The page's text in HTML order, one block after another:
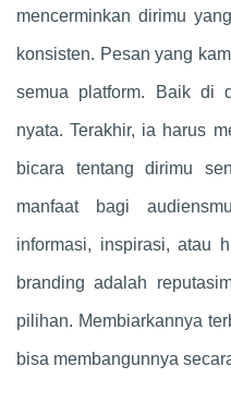
mencerminkan dirimu
konsisten. Pesan yang
semua platform. Baik di
nyata. Terakhir, ia harus
bicara tentang dirimu
manfaat bagi
informasi, inspirasi, atau
branding adalah
pilihan. Membiarkannya
bisa membangunnya